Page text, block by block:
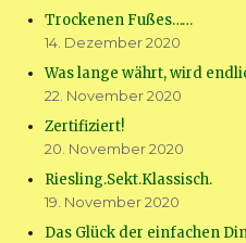
Trockenen Fußes……
14. Dezember 2020
Was lange währt, wird
22. November 2020
Zertifiziert!
20. November 2020
Riesling.Sekt.Klassisch.
19. November 2020
Das Glück der einfachen